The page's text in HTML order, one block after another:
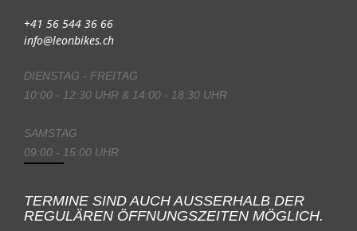
+41 56 544 36 66
info@leonbikes.ch
DIENSTAG - FREITAG
10:00 - 12:30 UHR & 14:00 - 18:30 UHR
SAMSTAG
09:00 - 15:00 UHR
TERMINE SIND AUCH AUSSERHALB DER
REGULÄREN ÖFFNUNGSZEITEN MÖGLICH.